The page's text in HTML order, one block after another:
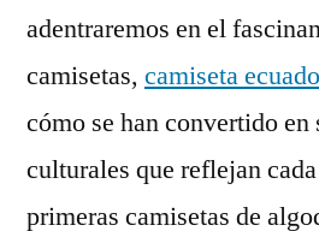
adentraremos en el
camisetas, camiseta
cómo se han convertido en
culturales que reflejan
primeras camisetas de